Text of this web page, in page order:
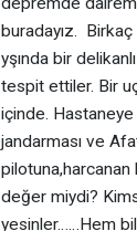
buradayız. Birkaç
yşında bir
tespit ettiler. Bir
içinde. Hastaneye
jandarması ve
pilotuna,harcanan
değer miydi?
yesinler……Hem